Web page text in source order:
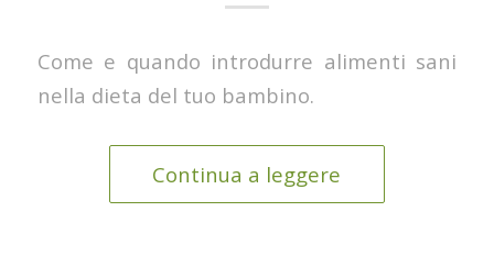
Come e quando introdurre alimenti sani
nella dieta del tuo bambino.
Continua a leggere